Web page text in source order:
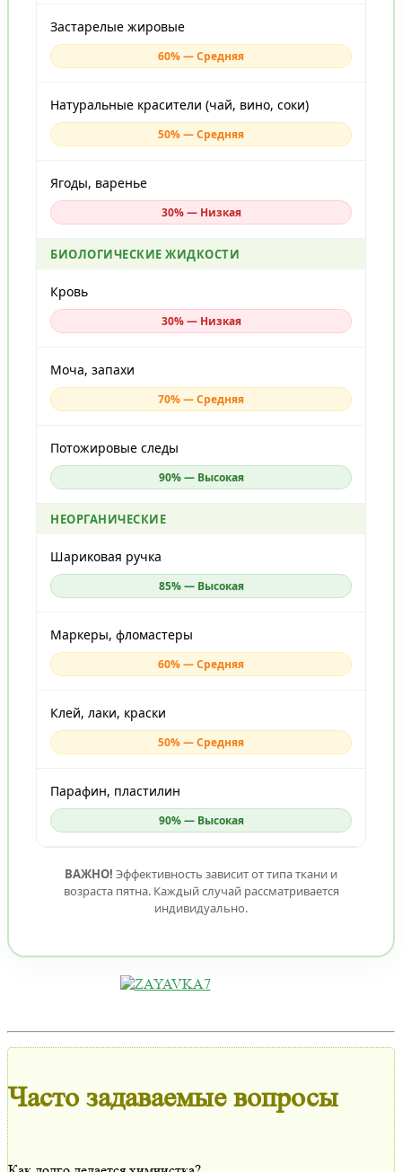
Застарелые жировые
60% — Средняя
Натуральные красители (чай, вино, соки)
50% — Средняя
Ягоды, варенье
30% — Низкая
БИОЛОГИЧЕСКИЕ ЖИДКОСТИ
Кровь
30% — Низкая
Моча, запахи
70% — Средняя
Потожировые следы
90% — Высокая
НЕОРГАНИЧЕСКИЕ
Шариковая ручка
85% — Высокая
Маркеры, фломастеры
60% — Средняя
Клей, лаки, краски
50% — Средняя
Парафин, пластилин
90% — Высокая
ВАЖНО! Эффективность зависит от типа ткани и
возраста пятна. Каждый случай рассматривается
индивидуально.
Часто задаваемые вопросы